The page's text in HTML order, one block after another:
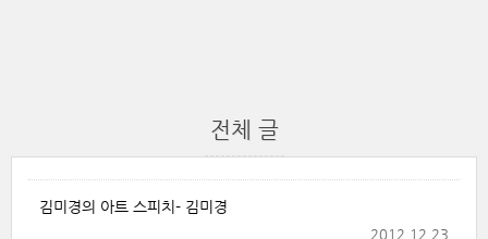
전체 글
김미경의 아트 스피치- 김미경
2012.12.23